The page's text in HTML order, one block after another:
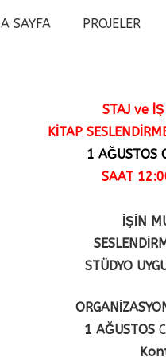
SAYFA PROJELER
STAJ ve
KİTAP
1 AĞUSTOS
SAAT
İŞİN
STÜDYO
1 AĞUSTOS